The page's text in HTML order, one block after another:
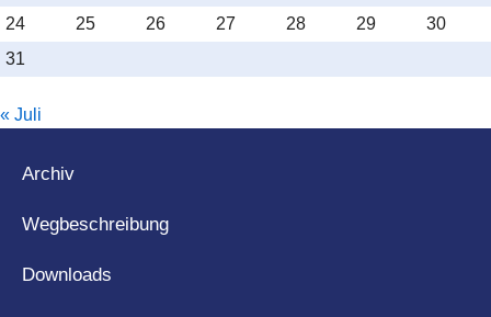
24
25 26 27 28 29
30
31
« Juli
Archiv
Wegbeschreibung
Downloads